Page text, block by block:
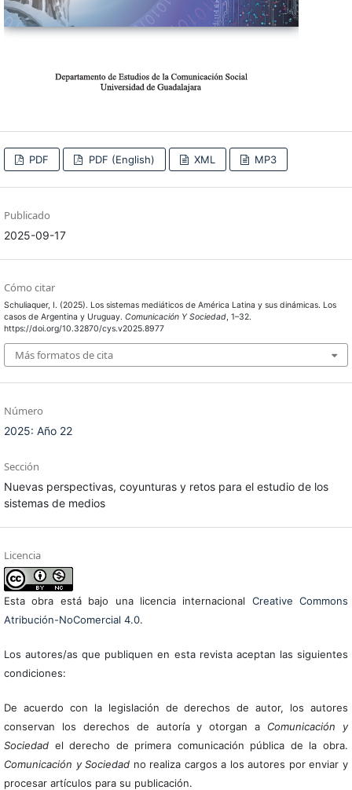
PDF PDF (English) XML MP3
Publicado
2025-09-17
Cómo citar
Schuliaquer, I. (2025). Los sistemas mediáticos de América Latina y sus dinámicas. Los
casos de Argentina y Uruguay. Comunicación Y Sociedad, 1–32.
https://doi.org/10.32870/cys.v2025.8977
Más formatos de cita
Número
2025: Año 22
Sección
Nuevas perspectivas, coyunturas y retos para el estudio de los
sistemas de medios
Licencia
Esta obra está bajo una licencia internacional Creative Commons
Atribución-NoComercial 4.0.
Los autores/as que publiquen en esta revista aceptan las siguientes
condiciones:
De acuerdo con la legislación de derechos de autor, los autores
conservan los derechos de autoría y otorgan a Comunicación y
Sociedadel derecho de primera comunicación pública de la obra.
Comunicación y Sociedad no realiza cargos a los autores por enviar y
procesar artículos para su publicación.